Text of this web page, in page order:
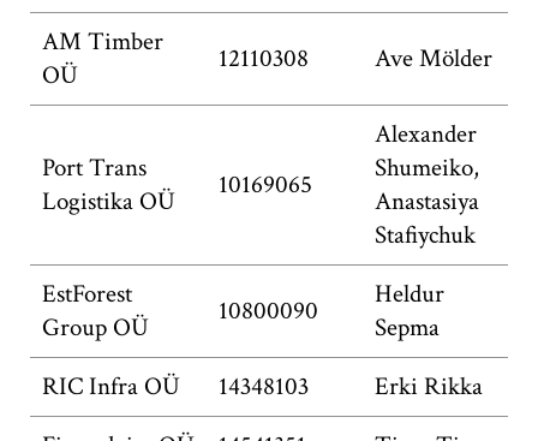
AM Timber
OÜ
12110308 Ave Mölder
Port Trans
Logistika OÜ
10169065
Alexander
Shumeiko,
Anastasiya
Stafiychuk
EstForest
Group OÜ
10800090
Heldur
Sepma
RIC Infra OÜ
14348103
Erki Rikka